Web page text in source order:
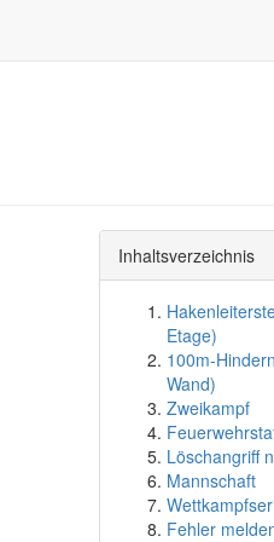
Inhaltsverzeichnis
Etage)
100m-
Wand)
Zweikampf
Löschangriff
Mannschaft
Fehler